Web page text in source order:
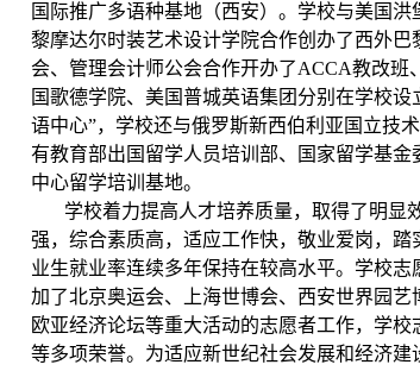
国际推广多语种基地（西安）。学校与美国
黎摩达尔时装艺术设计学院合作创办了西外
会、管理会计师公会合作开办了ACCA教改
国歌德学院、美国普城英语集团分别在学校
语中心”，学校还与俄罗斯新西伯利亚国立技
有教育部出国留学人员培训部、国家留学基
中心留学培训基地。
学校着力提高人才培养质量，取得了明显
强，综合素质高，适应工作快，敬业爱岗，
业生就业率连续多年保持在较高水平。学校
加了北京奥运会、上海世博会、西安世界园艺
欧亚经济论坛等重大活动的志愿者工作，学
等多项荣誉。为适应新世纪社会发展和经济